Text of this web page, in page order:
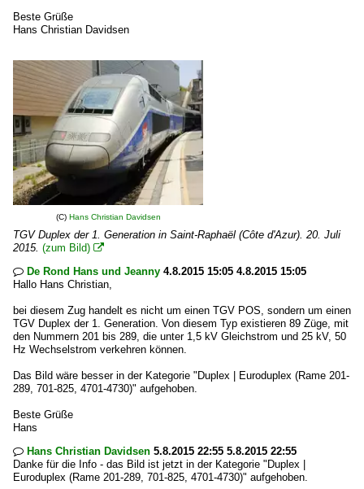
Beste Grüße
Hans Christian Davidsen
(C) Hans Christian Davidsen
TGV Duplex der 1. Generation in Saint-Raphaël (Côte d'Azur). 20. Juli
2015. (zum Bild) 
 De Rond Hans und Jeanny 4.8.2015 15:05 4.8.2015 15:05
Hallo Hans Christian,
bei diesem Zug handelt es nicht um einen TGV POS, sondern um einen
TGV Duplex der 1. Generation. Von diesem Typ existieren 89 Züge, mit
den Nummern 201 bis 289, die unter 1,5 kV Gleichstrom und 25 kV, 50
Hz Wechselstrom verkehren können.
Das Bild wäre besser in der Kategorie "Duplex | Euroduplex (Rame 201-
289, 701-825, 4701-4730)" aufgehoben.
Beste Grüße
Hans
 Hans Christian Davidsen 5.8.2015 22:55 5.8.2015 22:55
Danke für die Info - das Bild ist jetzt in der Kategorie "Duplex |
Euroduplex (Rame 201-289, 701-825, 4701-4730)" aufgehoben.